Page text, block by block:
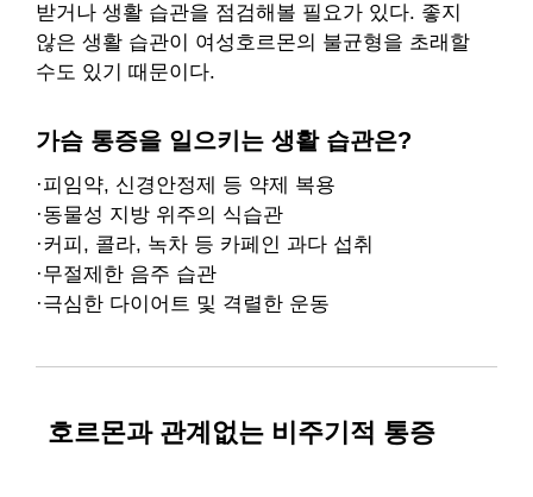
받거나 생활 습관을 점검해볼 필요가 있다. 좋지
않은 생활 습관이 여성호르몬의 불균형을 초래할
수도 있기 때문이다.
가슴 통증을 일으키는 생활 습관은?
·피임약, 신경안정제 등 약제 복용
·동물성 지방 위주의 식습관
·커피, 콜라, 녹차 등 카페인 과다 섭취
·무절제한 음주 습관
·극심한 다이어트 및 격렬한 운동
호르몬과 관계없는 비주기적 통증